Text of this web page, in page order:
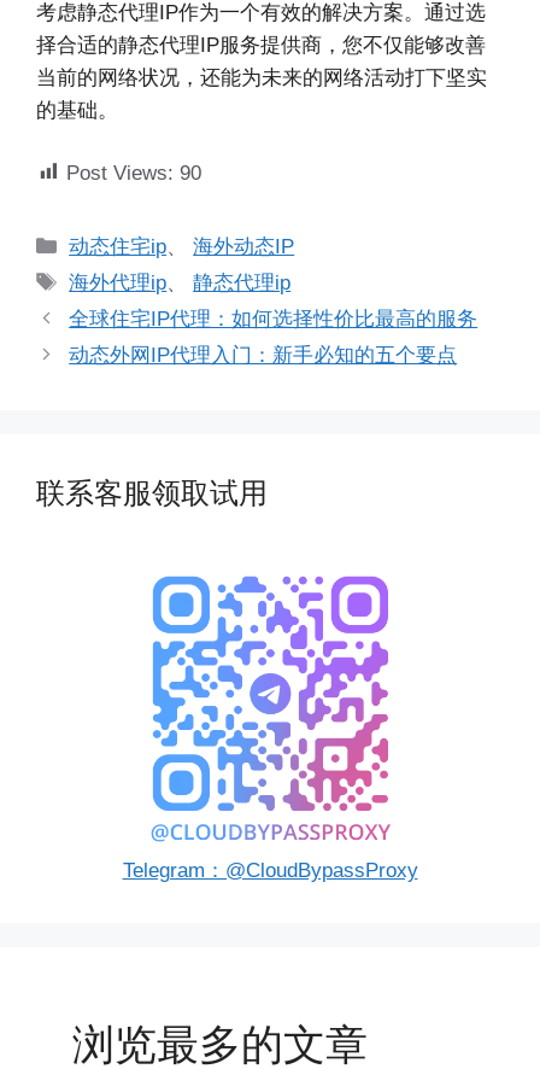
考虑静态代理IP作为一个有效的解决方案。通过选
择合适的静态代理IP服务提供商，您不仅能够改善
当前的网络状况，还能为未来的网络活动打下坚实
的基础。
Post Views: 90
分
类
动态住宅ip、海外动态IP
标
签
海外代理ip、静态代理ip
全球住宅IP代理：如何选择性价比最高的服务
动态外网IP代理入门：新手必知的五个要点
联系客服领取试用
Telegram：@CloudBypassProxy
浏览最多的文章